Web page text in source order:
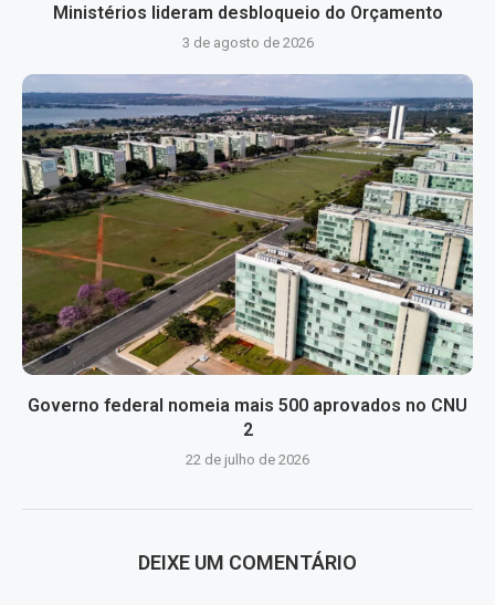
Ministérios lideram desbloqueio do Orçamento
3 de agosto de 2026
Governo federal nomeia mais 500 aprovados no CNU
2
22 de julho de 2026
DEIXE UM COMENTÁRIO